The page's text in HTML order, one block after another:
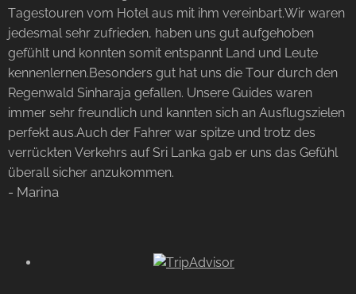
Tagestouren vom Hotel aus mit ihm vereinbart.Wir waren
jedesmal sehr zufrieden, haben uns gut aufgehoben
gefühlt und konnten somit entspannt Land und Leute
kennenlernen.Besonders gut hat uns die Tour durch den
Regenwald Sinharaja gefallen. Unsere Guides waren
immer sehr freundlich und kannten sich an Ausflugszielen
perfekt aus.Auch der Fahrer war spitze und trotz des
verrückten Verkehrs auf Sri Lanka gab er uns das Gefühl
überall sicher anzukommen.
- Marina